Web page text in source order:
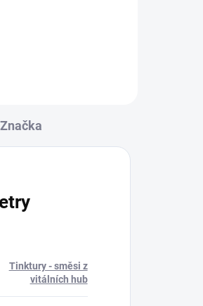
Značka
Tinktury - směsi z
vitálních hub